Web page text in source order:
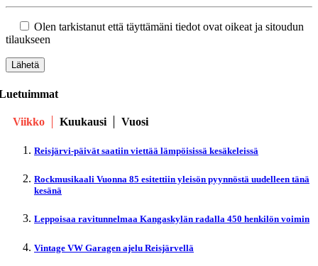
Olen tarkistanut että täyttämäni tiedot ovat oikeat ja sitoudun
tilaukseen
Viikko Kuukausi Vuosi
Reisjärvi-päivät saatiin viettää lämpöisissä kesäkeleissä
Rockmusikaali Vuonna 85 esitettiin yleisön pyynnöstä uudelleen tänä
kesänä
Leppoisaa ravitunnelmaa Kangaskylän radalla 450 henkilön voimin
Vintage VW Garagen ajelu Reisjärvellä